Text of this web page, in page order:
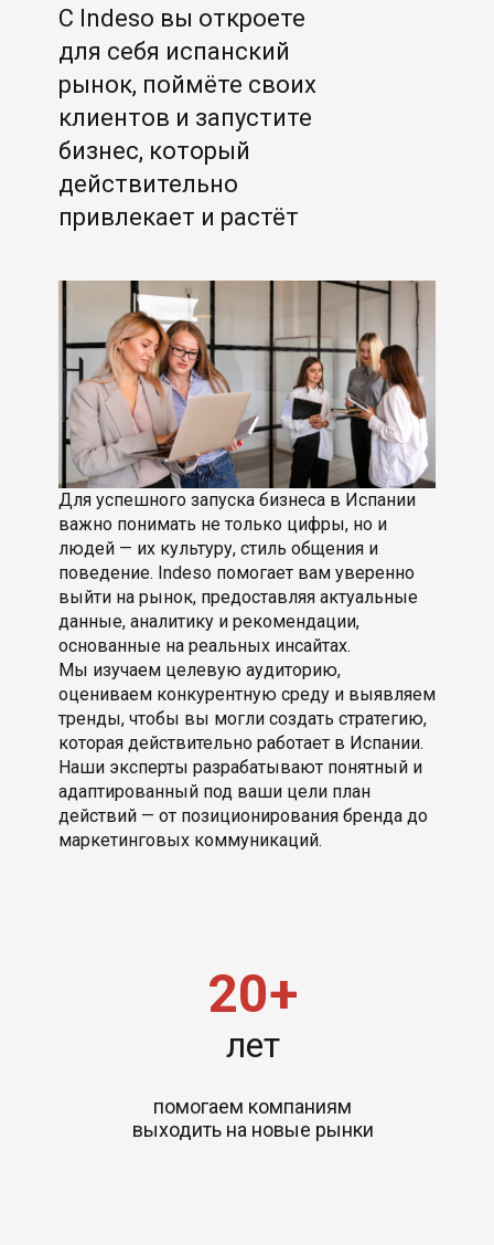
С Indeso вы откроете
для себя испанский
рынок, поймёте своих
клиентов и запустите
бизнес, который
действительно
привлекает и растёт
Для успешного запуска бизнеса в Испании
важно понимать не только цифры, но и
людей — их культуру, стиль общения и
поведение. Indeso помогает вам уверенно
выйти на рынок, предоставляя актуальные
данные, аналитику и рекомендации,
основанные на реальных инсайтах.
Мы изучаем целевую аудиторию,
оцениваем конкурентную среду и выявляем
тренды, чтобы вы могли создать стратегию,
которая действительно работает в Испании.
Наши эксперты разрабатывают понятный и
адаптированный под ваши цели план
действий — от позиционирования бренда до
маркетинговых коммуникаций.
20+
лет
помогаем компаниям
выходить на новые рынки